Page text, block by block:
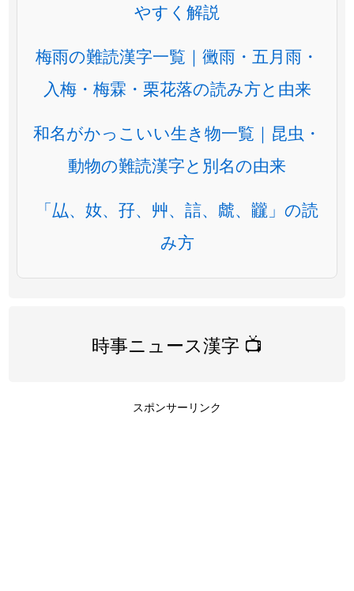
やすく解説
梅雨の難読漢字一覧｜黴雨・五月雨・
入梅・梅霖・栗花落の読み方と由来
和名がかっこいい生き物一覧｜昆虫・
動物の難読漢字と別名の由来
「厸、奻、孖、艸、誩、虤、龖」の読
み方
時事ニュース漢字 📺
スポンサーリンク